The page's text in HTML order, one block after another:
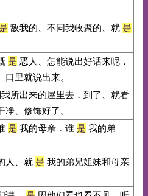
是 敌我的、不同我收聚的、就 是
是 恶人、怎能说出好话来呢．
里就说出来。
所出来的屋里去．到了、就看
净、修饰好了。
是 我的母亲．谁 是 我的弟
人、就 是 我的弟兄姐妹和母亲